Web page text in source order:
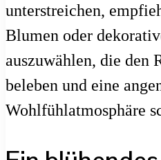
unterstreichen,
Blumen oder
auszuwählen, die den
beleben und eine
Wohlfühlatmosphäre